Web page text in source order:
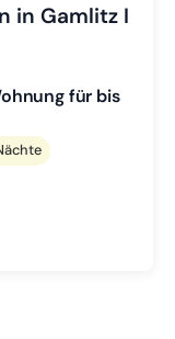
in Gamlitz I
für bis